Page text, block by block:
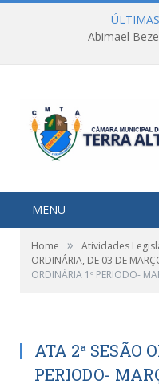
Abimael
MENU
Home » Atividades
ORDINÁRIA, DE 03 DE
ORDINÁRIA 1º PERIODO-
ATA 2ª SESÃO
PERIODO-